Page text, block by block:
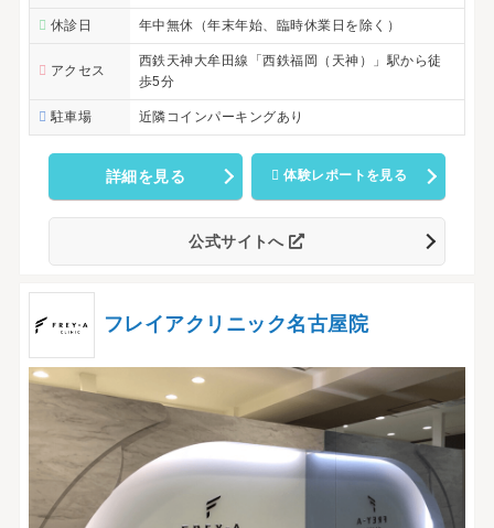
休診日 年中無休（年末年始、臨時休業日を除く）
アクセス
西鉄天神大牟田線「西鉄福岡（天神）」駅から徒
歩5分
駐車場 近隣コインパーキングあり
詳細を見る 体験レポートを見る
公式サイトへ
フレイアクリニック名古屋院